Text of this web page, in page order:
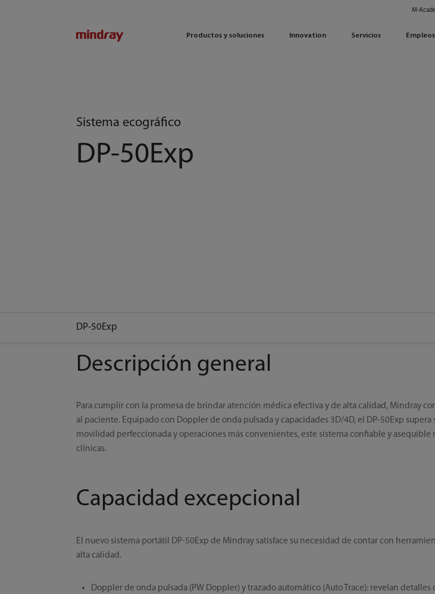
Productos y soluciones Innovation Servicios Empleos
M-
Sistema ecográfico
DP-50Exp
DP-50Exp
Descripción general
Para cumplir con la promesa de brindar atención médica efectiva y de alta calidad, Mindray
al paciente. Equipado con Doppler de onda pulsada y capacidades 3D/4D, el DP-50Exp
movilidad perfeccionada y operaciones más convenientes, este sistema confiable y asequible
clínicas.
Capacidad excepcional
El nuevo sistema portátil DP-50Exp de Mindray satisface su necesidad de contar con
alta calidad.
Doppler de onda pulsada (PW Doppler) y trazado automático (Auto Trace): revelan